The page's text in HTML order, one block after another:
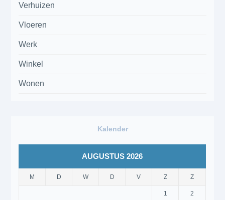
Verhuizen
Vloeren
Werk
Winkel
Wonen
Kalender
AUGUSTUS 2026
M D W D V Z Z
1 2